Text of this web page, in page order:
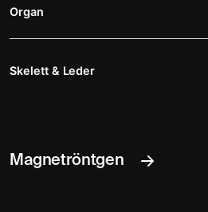
Organ
Skelett & Leder
Magnetröntgen